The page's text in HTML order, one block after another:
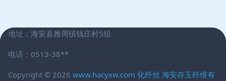
地址：海安县雅周镇钱庄村5组
电话：0513-38**
Copyright © 2026 www.hacyxw.com 化纤丝 海安存玉纤维有